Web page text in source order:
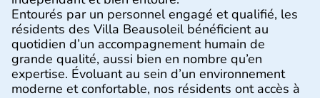
Entourés par un personnel engagé et qualifié, les
résidents des Villa Beausoleil bénéficient au
quotidien d’un accompagnement humain de
grande qualité, aussi bien en nombre qu’en
expertise. Évoluant au sein d’un environnement
moderne et confortable, nos résidents ont accès à